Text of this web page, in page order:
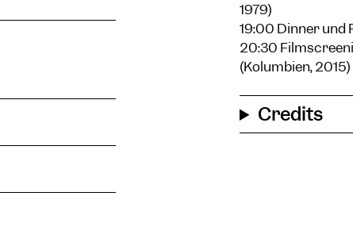
1979)
19:00 Dinner und
20:30
(Kolumbien, 2015)
Credits